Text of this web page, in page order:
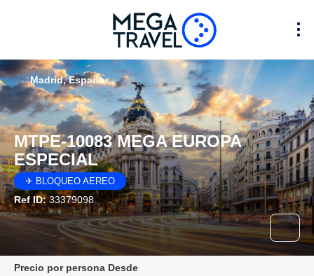
MTPE-10083 MEGA EUROPA
ESPECIAL
✈ BLOQUEO AEREO
Ref ID:33379098
Madrid, España
precio por persona Desde